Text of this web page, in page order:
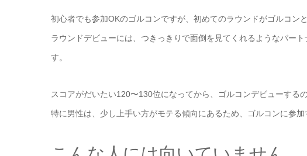
初心者でも参加OKのゴルコンですが、初めてのラウンドがゴルコン
ラウンドデビューには、つきっきりで面倒を見てくれるようなパー
す。
スコアがだいたい120〜130位になってから、ゴルコンデビューするの
特に男性は、少し上手い方がモテる傾向にあるため、ゴルコンに参